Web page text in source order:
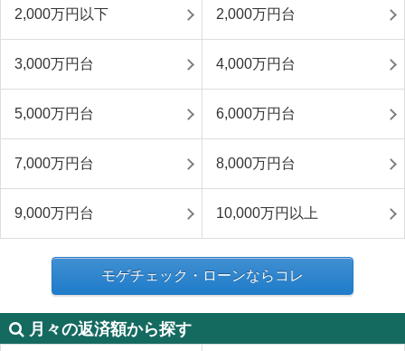
2,000万円以下 2,000万円台
3,000万円台 4,000万円台
5,000万円台 6,000万円台
7,000万円台 8,000万円台
9,000万円台 10,000万円以上
モゲチェック・ローンならコレ
月々の返済額から探す